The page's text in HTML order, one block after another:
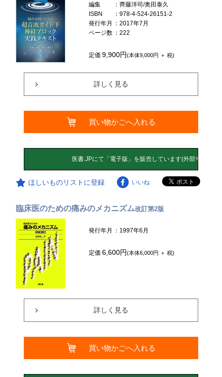
編集
：齊藤洋司/奥田泰久
ISBN
：978-4-524-26151-2
発行年月
：2017年7月
ページ数 ：222
定価9,900円(本体9,000円 ＋ 税)
詳しく見る
買い物かごへ入れる
ほしいものリストに登録 いいね
臨床医のための痛みのメカニズム改訂第2版
発行年月 ：1997年6月
定価6,600円(本体6,000円 ＋ 税)
詳しく見る
買い物かごへ入れる